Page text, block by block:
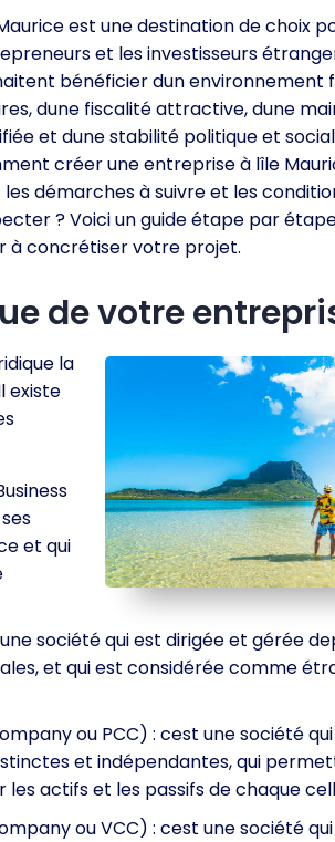
Maurice est une destination de choix
et les investisseurs
bénéficier dun environnement
dune fiscalité attractive, dune main
et dune stabilité politique et
créer une entreprise à lîle
démarches à suivre et les
? Voici un guide étape par
à concrétiser votre projet.
de votre
la
existe
et qui
société qui est dirigée et gérée
et qui est considérée comme
ou PCC) : cest une société
et indépendantes, qui
actifs et les passifs de chaque
ou VCC) : cest une société qui